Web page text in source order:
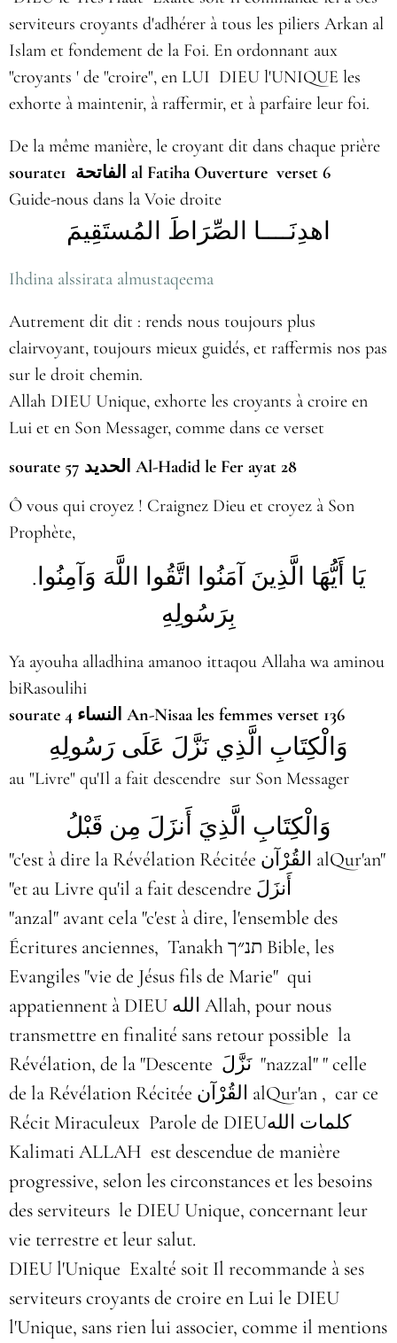
serviteurs croyants d'adhérer à tous les piliers Arkan al
Islam et fondement de la Foi. En ordonnant aux
"croyants ' de "croire", en LUI DIEU l'UNIQUE les
exhorte à maintenir, à raffermir, et à parfaire leur foi.
De la même manière, le croyant dit dans chaque prière
sourate1
al Fatiha Ouverture verset 6
Guide-nous dans la Voie droite
اهدِنَــــا الصِّرَاطَ المُستَقِيمَ
Ihdina alssirata almustaqeema
Autrement dit dit : rends nous toujours plus
clairvoyant, toujours mieux guidés, et raffermis nos pas
sur le droit chemin.
Allah DIEU Unique, exhorte les croyants à croire en
Lui et en Son Messager, comme dans ce verset
sourate 57
Al-Hadid le Fer ayat 28
Ô vous qui croyez ! Craignez Dieu et croyez à Son
Prophète,
.يَا أَيُّهَا الَّذِينَ آمَنُوا اتَّقُوا اللَّهَ وَآمِنُوا
بِرَسُولِهِ
Ya ayouha alladhina amanoo ittaqou Allaha wa aminou
biRasoulihi
sourate 4 النساء An-Nisaa les femmes verset 136
وَالْكِتَابِ الَّذِي نَزَّلَ عَلَى رَسُولِهِ
au "Livre" qu'Il a fait descendre sur Son Messager
وَالْكِتَابِ الَّذِيَ أَنزَلَ مِن قَبْلُ
"c'est à dire la Révélation Récitée القُرْآن alQur'an"
"et au Livre qu'il a fait descendre أَنزَلَ
"anzal" avant cela "c'est à dire, l'ensemble des
Écritures anciennes, Tanakh תנ״ך Bible, les
Evangiles "vie de Jésus fils de Marie" qui
appatiennent à DIEU الله Allah, pour nous
transmettre en finalité sans retour possible la
Révélation, de la "Descente نَزَّلَ "nazzal" " celle
de la Révélation Récitée القُرْآن alQur'an , car ce
Récit Miraculeux Parole de DIEUكلمات الله
Kalimati ALLAH est descendue de manière
progressive, selon les circonstances et les besoins
des serviteurs le DIEU Unique, concernant leur
vie terrestre et leur salut.
DIEU l'Unique Exalté soit Il recommande à ses
serviteurs croyants de croire en Lui le DIEU
l'Unique, sans rien lui associer, comme il mentions